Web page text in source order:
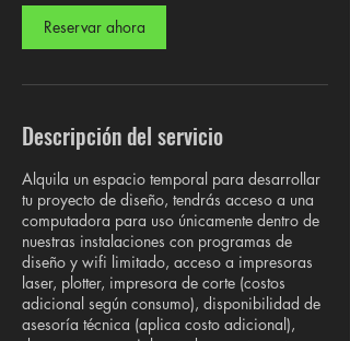
Reservar ahora
Descripción del servicio
Alquila un espacio temporal para desarrollar
tu proyecto de diseño, tendrás acceso a una
computadora para uso únicamente dentro de
nuestras instalaciones con programas de
diseño y wifi limitado, acceso a impresoras
laser, plotter, impresora de corte (costos
adicional según consumo), disponibilidad de
asesoría técnica (aplica costo adicional),